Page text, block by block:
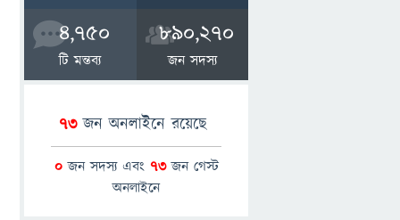
4,750
টি মন্তব্য
890,270
জন সদস্য
73জন অনলাইনে রয়েছে
0জন সদস্য এবং 73জন গেস্ট
অনলাইনে